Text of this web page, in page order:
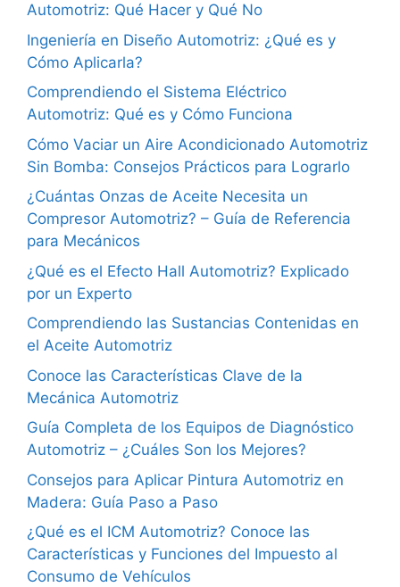
Automotriz: Qué Hacer y Qué No
Ingeniería en Diseño Automotriz: ¿Qué es y
Cómo Aplicarla?
Comprendiendo el Sistema Eléctrico
Automotriz: Qué es y Cómo Funciona
Cómo Vaciar un Aire Acondicionado Automotriz
Sin Bomba: Consejos Prácticos para Lograrlo
¿Cuántas Onzas de Aceite Necesita un
Compresor Automotriz? – Guía de Referencia
para Mecánicos
¿Qué es el Efecto Hall Automotriz? Explicado
por un Experto
Comprendiendo las Sustancias Contenidas en
el Aceite Automotriz
Conoce las Características Clave de la
Mecánica Automotriz
Guía Completa de los Equipos de Diagnóstico
Automotriz – ¿Cuáles Son los Mejores?
Consejos para Aplicar Pintura Automotriz en
Madera: Guía Paso a Paso
¿Qué es el ICM Automotriz? Conoce las
Características y Funciones del Impuesto al
Consumo de Vehículos